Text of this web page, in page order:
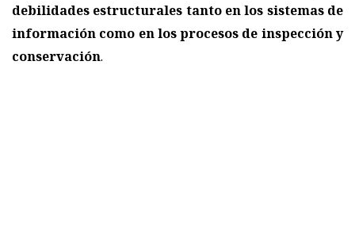
debilidades estructurales tanto en los sistemas de
información como en los procesos de inspección y
conservación.